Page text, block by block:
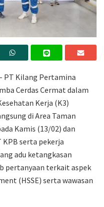
PT Kilang Pertamina
Cerdas Cermat dalam
Kerja (K3)
di Area Taman
Kamis (13/02) dan
serta pekerja
adu ketangkasan
pertanyaan terkait aspek
(HSSE) serta wawasan